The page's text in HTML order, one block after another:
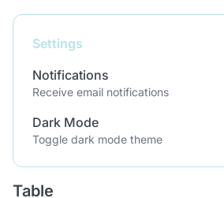
Settings
Notifications
Receive email notifications
Dark Mode
Toggle dark mode theme
Table